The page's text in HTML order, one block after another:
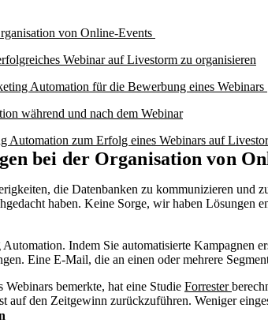
von Online-Events
Webinar auf Livestorm zu organisieren
Automation für die Bewerbung eines Webinars
während und nach dem Webinar
Automation zum Erfolg eines Webinars auf
bei der Organisation von
die Datenbanken zu kommunizieren
haben. Keine Sorge, wir haben Lösungen
Indem Sie automatisierte Kampagnen
Eine E-Mail, die an einen oder mehrere
bemerkte, hat eine Studie Forrester
auf den Zeitgewinn zurückzuführen. Weniger